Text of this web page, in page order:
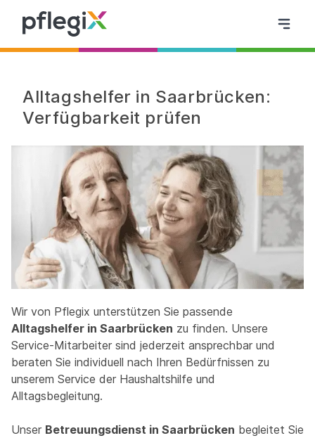
Alltagshelfer in Saarbrücken:
Verfügbarkeit prüfen
Wir von Pflegix unterstützen Sie passende
Alltagshelfer in Saarbrücken zu finden. Unsere
Service-Mitarbeiter sind jederzeit ansprechbar und
beraten Sie individuell nach Ihren Bedürfnissen zu
unserem Service der Haushaltshilfe und
Alltagsbegleitung.
Unser Betreuungsdienst in Saarbrücken begleitet Sie